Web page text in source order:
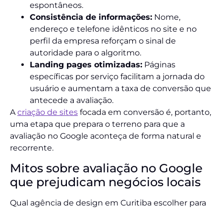
espontâneos.
Consistência de informações: Nome,
endereço e telefone idênticos no site e no
perfil da empresa reforçam o sinal de
autoridade para o algoritmo.
Landing pages otimizadas: Páginas
específicas por serviço facilitam a jornada do
usuário e aumentam a taxa de conversão que
antecede a avaliação.
Acriação de sites focada em conversão é, portanto,
uma etapa que prepara o terreno para que a
avaliação no Google aconteça de forma natural e
recorrente.
Mitos sobre avaliação no Google
que prejudicam negócios locais
Qual agência de design em Curitiba escolher para